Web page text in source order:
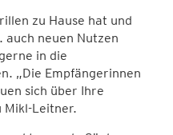
zu Hause hat und
auch neuen Nutzen
in die
„Die Empfängerinnen
sich über Ihre
Mikl-Leitner.